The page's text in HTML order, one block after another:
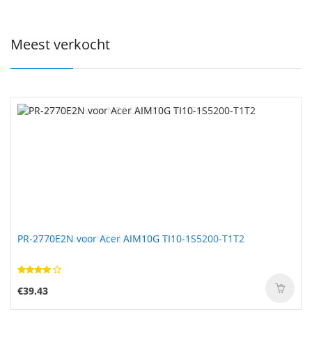
Meest verkocht
PR-2770E2N voor Acer AIM10G TI10-1S5200-T1T2
€39.43